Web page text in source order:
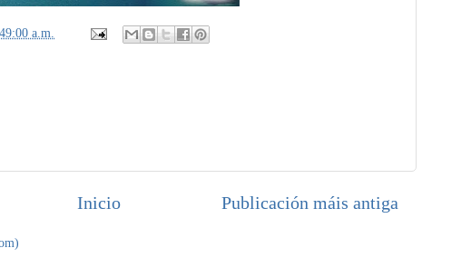
a.m.
Publicación máis antiga
Inicio